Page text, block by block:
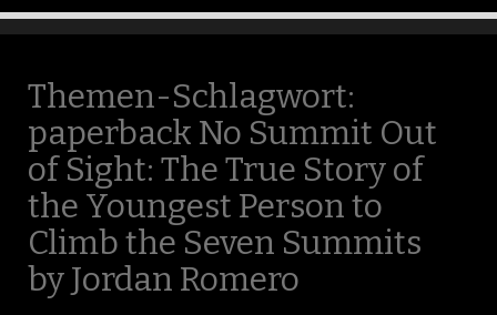
t
Themen-Schlagwort:
paperback No Summit Out
of Sight: The True Story of
the Youngest Person to
Climb the Seven Summits
by Jordan Romero